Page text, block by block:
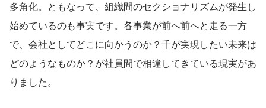
多角化。ともなって、組織間のセクショナリズムが発生し
始めているのも事実です。各事業が前へ前へと走る一方
で、会社としてどこに向かうのか？千が実現したい未来は
どのようなものか？が社員間で相違してきている現実があ
りました。